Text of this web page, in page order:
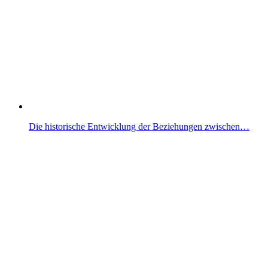
Die historische Entwicklung der Beziehungen zwischen…